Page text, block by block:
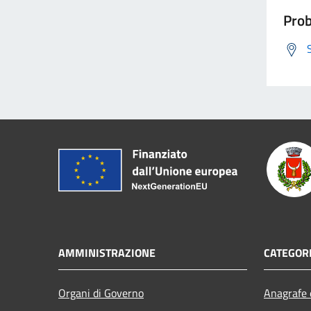
AMMINISTRAZIONE
Organi di Governo